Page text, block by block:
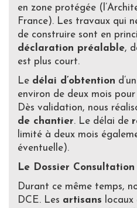
en zone protégée
France). Les travaux qui
de construire sont en
déclaration préalable,
est plus court.
Le délai d’obtention
environ de deux mois
Dès validation, nous
de chantier. Le délai de
limité à deux mois
éventuelle).
Le Dossier
Durant ce même temps,
DCE. Les artisans